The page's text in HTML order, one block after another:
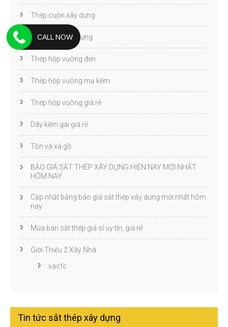
Thép cuộn xây dựng
Thép hình xây dựng
Thép hộp vuông đen
Thép hộp vuông mạ kẽm
Thép hộp vuông giá rẻ
Dây kẽm gai giá rẻ
Tôn và xà gồ
BÁO GIÁ SẮT THÉP XÂY DỰNG HIỆN NAY MỚI NHẤT
HÔM NAY
Cập nhật bảng báo giá sắt thép xây dựng mới nhất hôm
nay
Mua bán sắt thép giá sỉ uy tín, giá rẻ
Giới Thiệu 2 Xây Nhà
vacfc
Tin tức sắt thép xây dựng
CALL NOW